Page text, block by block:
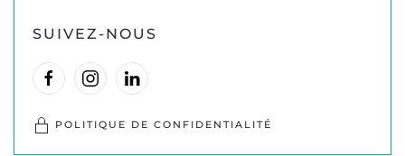
SUIVEZ-NOUS
POLITIQUE DE CONFIDENTIALITÉ